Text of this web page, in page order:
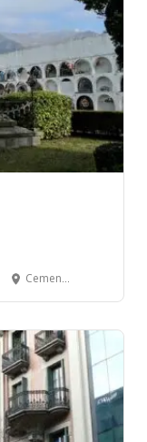
Cementiri - SANT PERE DE TORELLÓ